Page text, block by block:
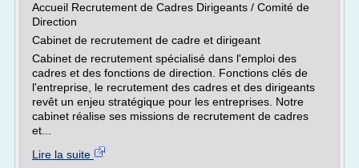
Accueil Recrutement de Cadres Dirigeants / Comité de
Direction
Cabinet de recrutement de cadre et dirigeant
Cabinet de recrutement spécialisé dans l'emploi des
cadres et des fonctions de direction. Fonctions clés de
l'entreprise, le recrutement des cadres et des dirigeants
revêt un enjeu stratégique pour les entreprises. Notre
cabinet réalise ses missions de recrutement de cadres
et...
Lire la suite